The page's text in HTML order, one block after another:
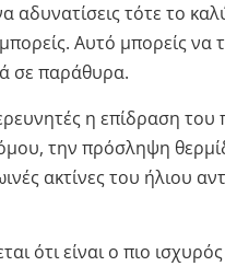
αδυνατίσεις τότε το
Αυτό μπορείς να
σε παράθυρα.
η επίδραση
την πρόσληψη
ακτίνες του ήλιου
ότι είναι ο πιο